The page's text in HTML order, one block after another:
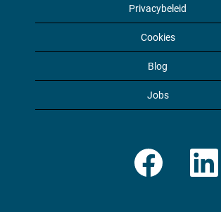
Privacybeleid
Cookies
Blog
Jobs
p
e
O
n